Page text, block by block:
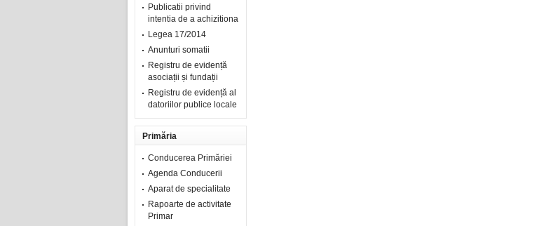
Publicatii privind
intentia de a achizitiona
Legea 17/2014
Anunturi somatii
Registru de evidență
asociații și fundații
Registru de evidență al
datoriilor publice locale
Primăria
Conducerea Primăriei
Agenda Conducerii
Aparat de specialitate
Rapoarte de activitate
Primar